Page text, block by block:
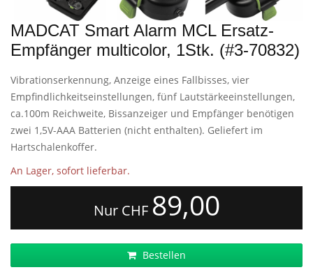
MADCAT Smart Alarm MCL Ersatz-
Empfänger multicolor, 1Stk. (#3-70832)
Vibrationserkennung, Anzeige eines Fallbisses, vier
Empfindlichkeitseinstellungen, fünf Lautstärkeeinstellungen,
ca.100m Reichweite, Bissanzeiger und Empfänger benötigen
zwei 1,5V-AAA Batterien (nicht enthalten). Geliefert im
Hartschalenkoffer.
An Lager, sofort lieferbar.
Nur CHF 89,00
Bestellen